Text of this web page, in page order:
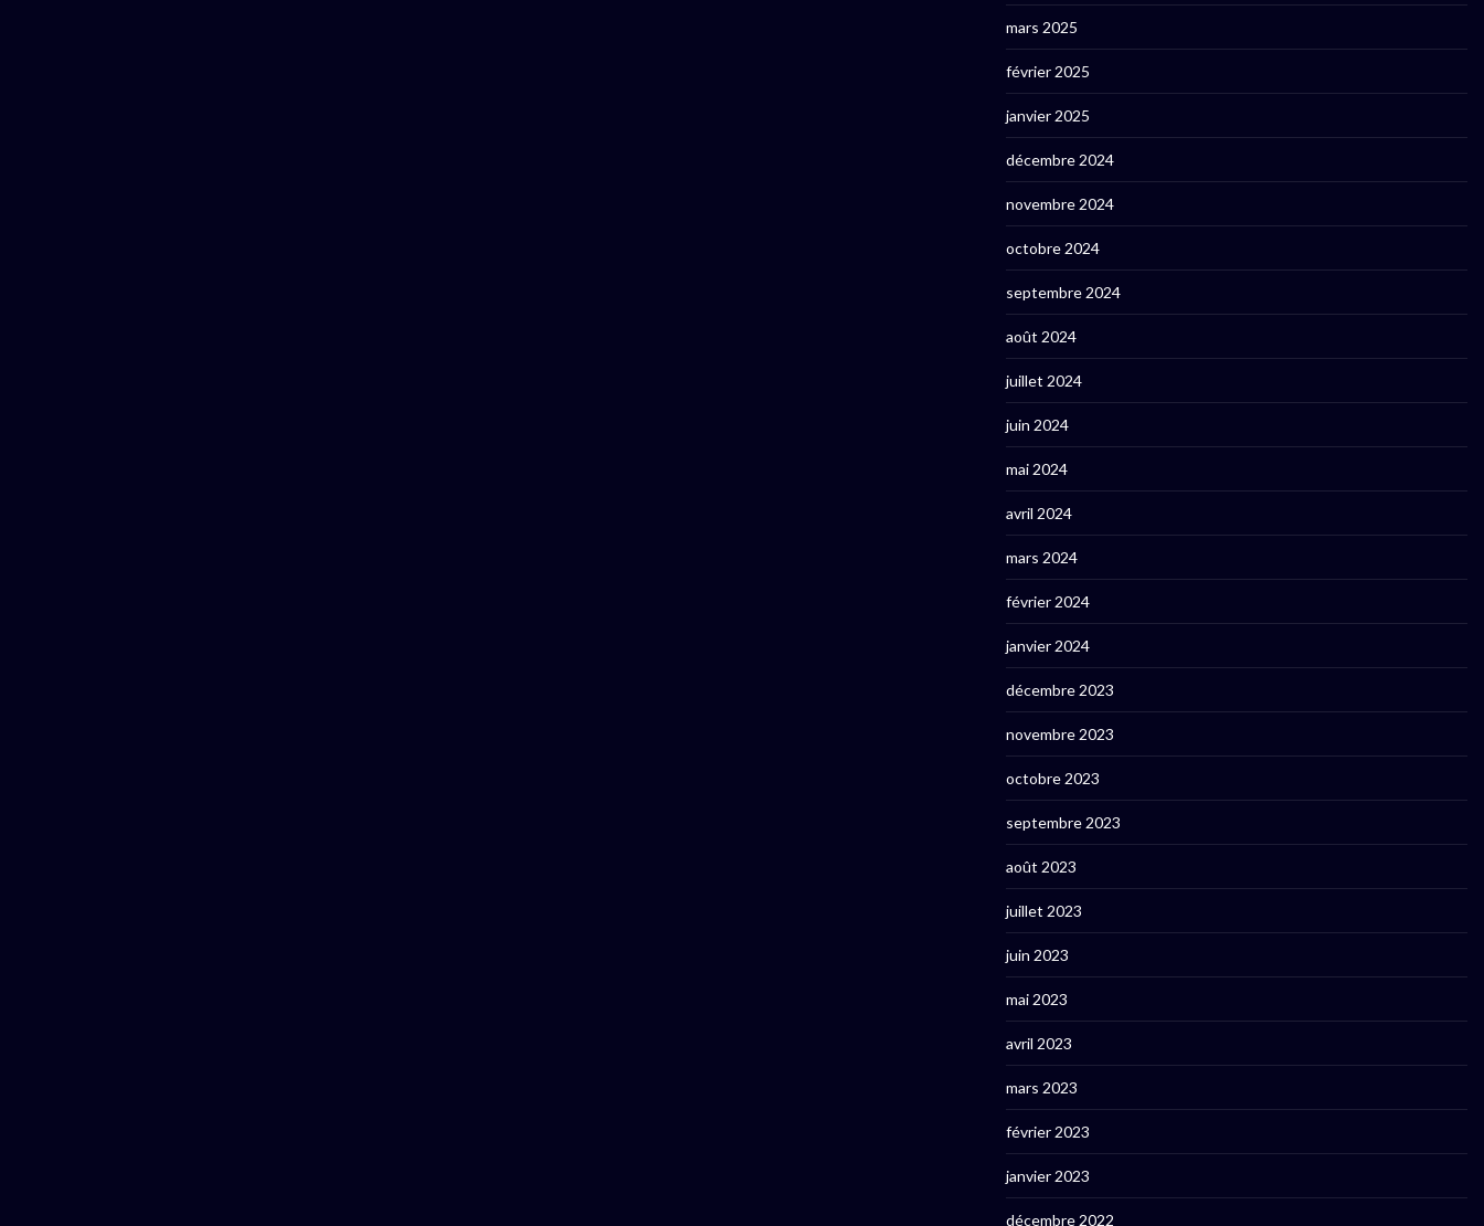
mars 2025
février 2025
janvier 2025
décembre 2024
novembre 2024
octobre 2024
septembre 2024
août 2024
juillet 2024
juin 2024
mai 2024
avril 2024
mars 2024
février 2024
janvier 2024
décembre 2023
novembre 2023
octobre 2023
septembre 2023
août 2023
juillet 2023
juin 2023
mai 2023
avril 2023
mars 2023
février 2023
janvier 2023
décembre 2022